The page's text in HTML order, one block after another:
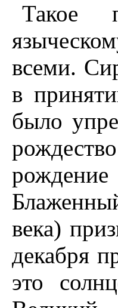
Такое
всеми.
в
было
рождение
века)
декабря
это